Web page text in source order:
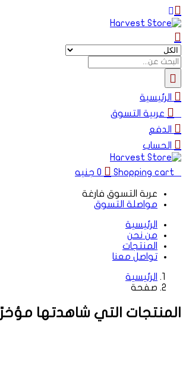
الرئيسية
عربية التسوق
الدفع
الحساب
Shopping cart
0 جنيه
عربة التسوق فارغة
مواصلة التسوق
الرئيسية
من نحن
المنتجات
تواصل معنا
الرئيسية
صفحة
المنتجات التي شاهدتها مؤخرًا